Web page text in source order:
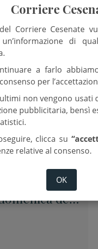
del
Corriere
Corriere Cesenate
di
a farlo
per
non vengono usati
pubblicitaria, bensì
clicca su
relative al consenso.
OK